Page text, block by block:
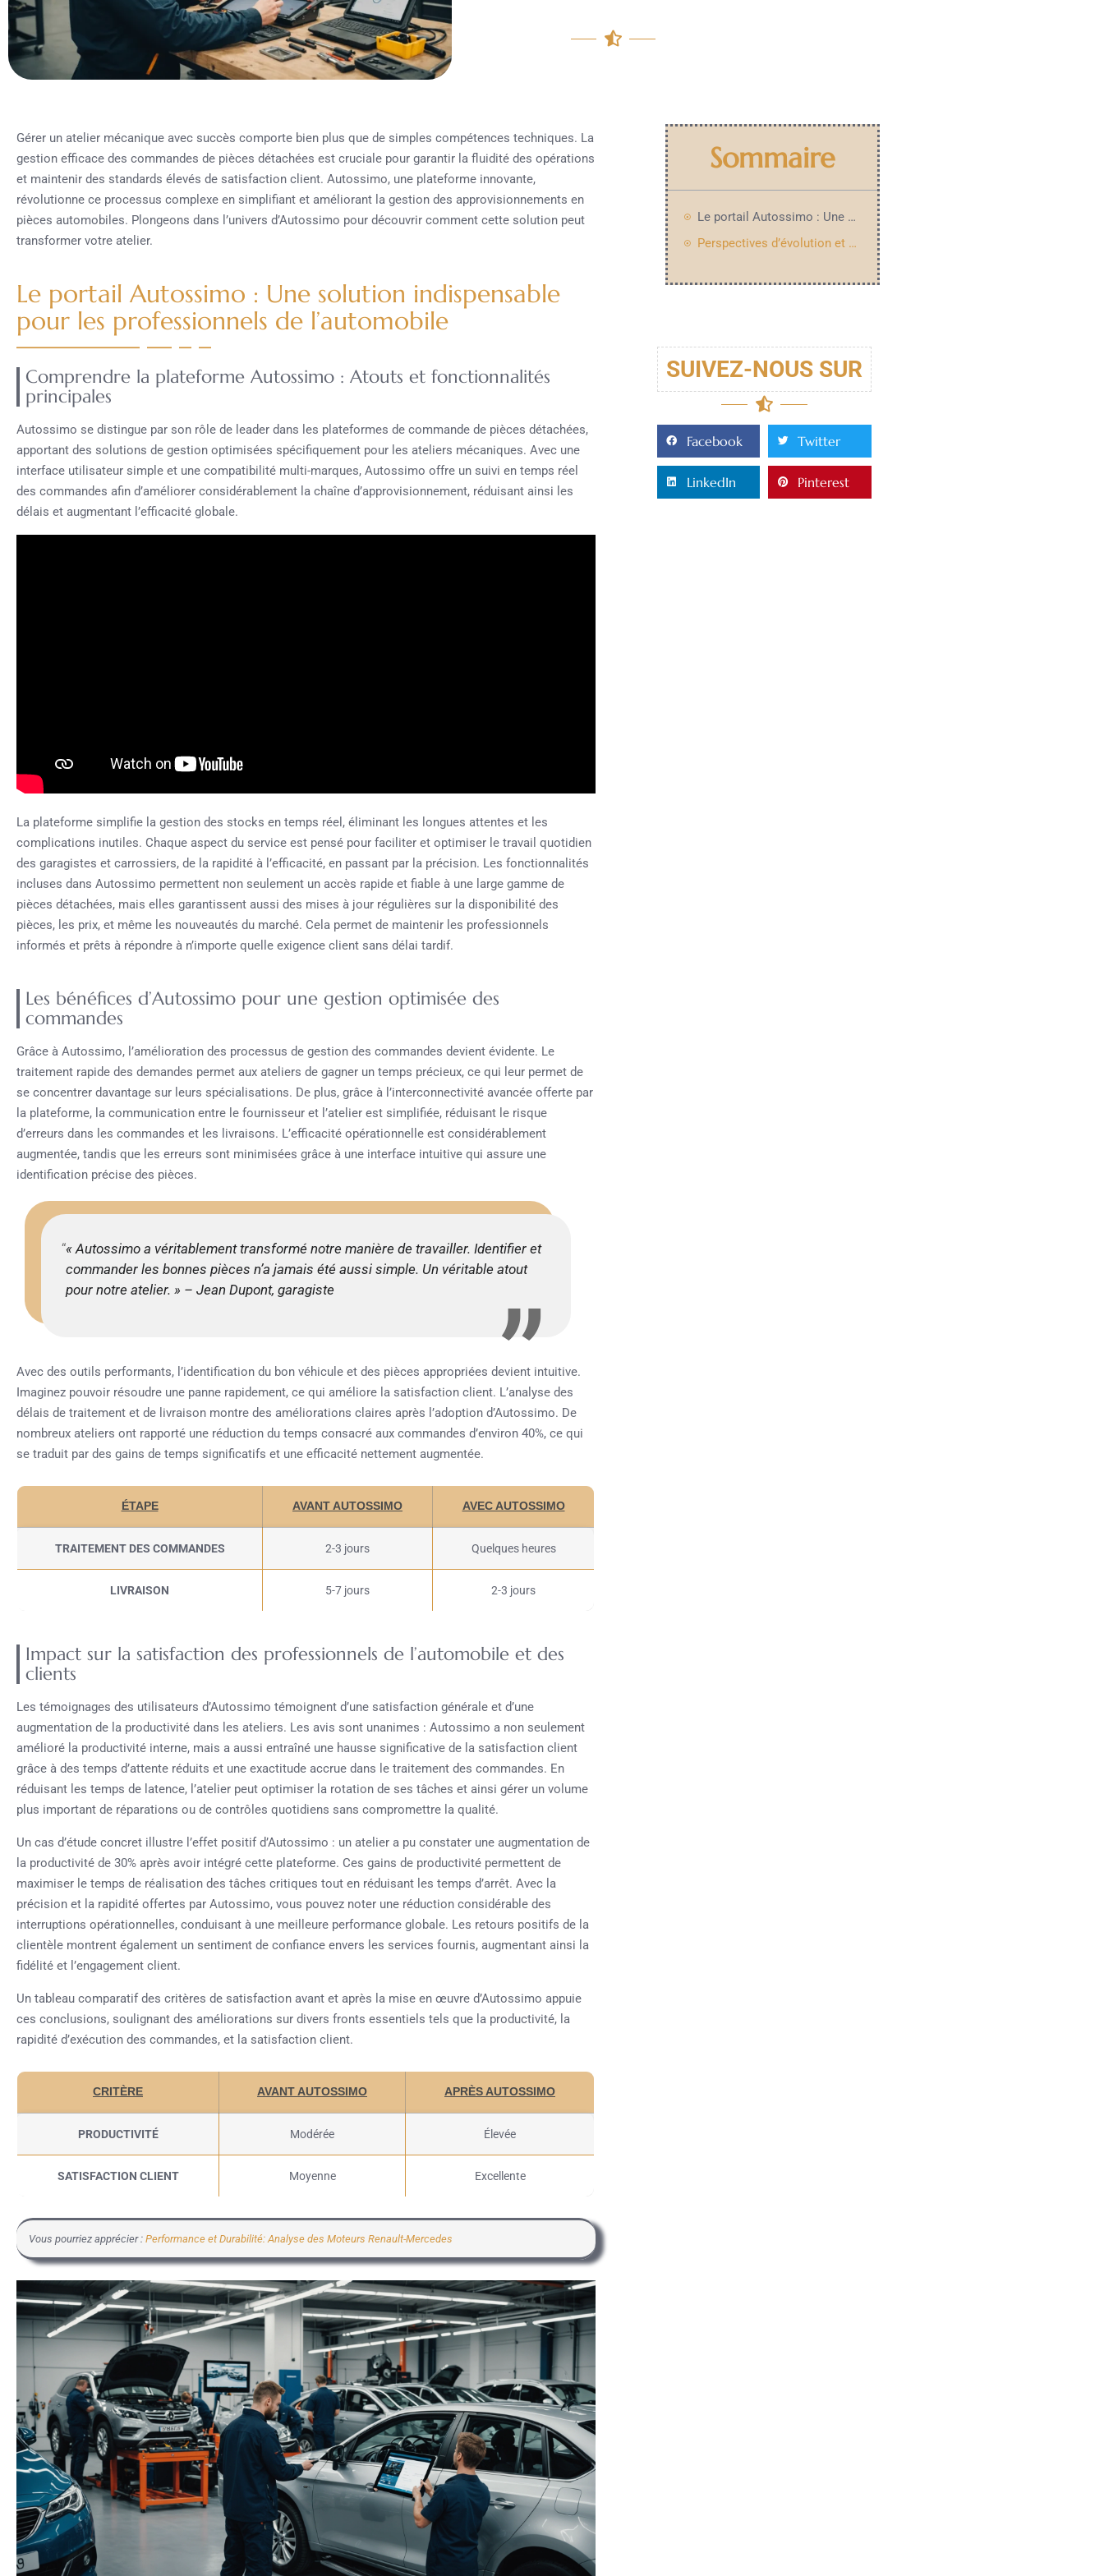
Gérer un atelier mécanique avec succès comporte bien plus que de simples compétences techniques. La
gestion efficace des commandes de pièces détachées est cruciale pour garantir la fluidité des opérations
et maintenir des standards élevés de satisfaction client. Autossimo, une plateforme innovante,
révolutionne ce processus complexe en simplifiant et améliorant la gestion des approvisionnements en
pièces automobiles. Plongeons dans l’univers d’Autossimo pour découvrir comment cette solution peut
transformer votre atelier.
Le portail Autossimo : Une solution indispensable
pour les professionnels de l’automobile
Comprendre la plateforme Autossimo : Atouts et fonctionnalités
principales
Autossimo se distingue par son rôle de leader dans les plateformes de commande de pièces détachées,
apportant des solutions de gestion optimisées spécifiquement pour les ateliers mécaniques. Avec une
interface utilisateur simple et une compatibilité multi-marques, Autossimo offre un suivi en temps réel
des commandes afin d’améliorer considérablement la chaîne d’approvisionnement, réduisant ainsi les
délais et augmentant l’efficacité globale.
La plateforme simplifie la gestion des stocks en temps réel, éliminant les longues attentes et les
complications inutiles. Chaque aspect du service est pensé pour faciliter et optimiser le travail quotidien
des garagistes et carrossiers, de la rapidité à l’efficacité, en passant par la précision. Les fonctionnalités
incluses dans Autossimo permettent non seulement un accès rapide et fiable à une large gamme de
pièces détachées, mais elles garantissent aussi des mises à jour régulières sur la disponibilité des
pièces, les prix, et même les nouveautés du marché. Cela permet de maintenir les professionnels
informés et prêts à répondre à n’importe quelle exigence client sans délai tardif.
Les bénéfices d’Autossimo pour une gestion optimisée des
commandes
Grâce à Autossimo, l’amélioration des processus de gestion des commandes devient évidente. Le
traitement rapide des demandes permet aux ateliers de gagner un temps précieux, ce qui leur permet de
se concentrer davantage sur leurs spécialisations. De plus, grâce à l’interconnectivité avancée offerte par
la plateforme, la communication entre le fournisseur et l’atelier est simplifiée, réduisant le risque
d’erreurs dans les commandes et les livraisons. L’efficacité opérationnelle est considérablement
augmentée, tandis que les erreurs sont minimisées grâce à une interface intuitive qui assure une
identification précise des pièces.
« Autossimo a véritablement transformé notre manière de travailler. Identifier et
commander les bonnes pièces n’a jamais été aussi simple. Un véritable atout
pour notre atelier. » – Jean Dupont, garagiste
Avec des outils performants, l’identification du bon véhicule et des pièces appropriées devient intuitive.
Imaginez pouvoir résoudre une panne rapidement, ce qui améliore la satisfaction client. L’analyse des
délais de traitement et de livraison montre des améliorations claires après l’adoption d’Autossimo. De
nombreux ateliers ont rapporté une réduction du temps consacré aux commandes d’environ 40%, ce qui
se traduit par des gains de temps significatifs et une efficacité nettement augmentée.
ÉTAPE AVANT AUTOSSIMO AVEC AUTOSSIMO
TRAITEMENT DES COMMANDES 2-3 jours Quelques heures
LIVRAISON 5-7 jours 2-3 jours
Impact sur la satisfaction des professionnels de l’automobile et des
clients
Les témoignages des utilisateurs d’Autossimo témoignent d’une satisfaction générale et d’une
augmentation de la productivité dans les ateliers. Les avis sont unanimes : Autossimo a non seulement
amélioré la productivité interne, mais a aussi entraîné une hausse significative de la satisfaction client
grâce à des temps d’attente réduits et une exactitude accrue dans le traitement des commandes. En
réduisant les temps de latence, l’atelier peut optimiser la rotation de ses tâches et ainsi gérer un volume
plus important de réparations ou de contrôles quotidiens sans compromettre la qualité.
Un cas d’étude concret illustre l’effet positif d’Autossimo : un atelier a pu constater une augmentation de
la productivité de 30% après avoir intégré cette plateforme. Ces gains de productivité permettent de
maximiser le temps de réalisation des tâches critiques tout en réduisant les temps d’arrêt. Avec la
précision et la rapidité offertes par Autossimo, vous pouvez noter une réduction considérable des
interruptions opérationnelles, conduisant à une meilleure performance globale. Les retours positifs de la
clientèle montrent également un sentiment de confiance envers les services fournis, augmentant ainsi la
fidélité et l’engagement client.
Un tableau comparatif des critères de satisfaction avant et après la mise en œuvre d’Autossimo appuie
ces conclusions, soulignant des améliorations sur divers fronts essentiels tels que la productivité, la
rapidité d’exécution des commandes, et la satisfaction client.
CRITÈRE AVANT AUTOSSIMO APRÈS AUTOSSIMO
PRODUCTIVITÉ Modérée Élevée
SATISFACTION CLIENT Moyenne Excellente
Vous pourriez apprécier : Performance et Durabilité: Analyse des Moteurs Renault-Mercedes
Sommaire
Le portail Autossimo : Une solution indispensable pour les professionnels de l’automobile
Perspectives d’évolution et amélioration continue du service Autossimo
SUIVEZ-NOUS SUR
Facebook Twitter
LinkedIn Pinterest